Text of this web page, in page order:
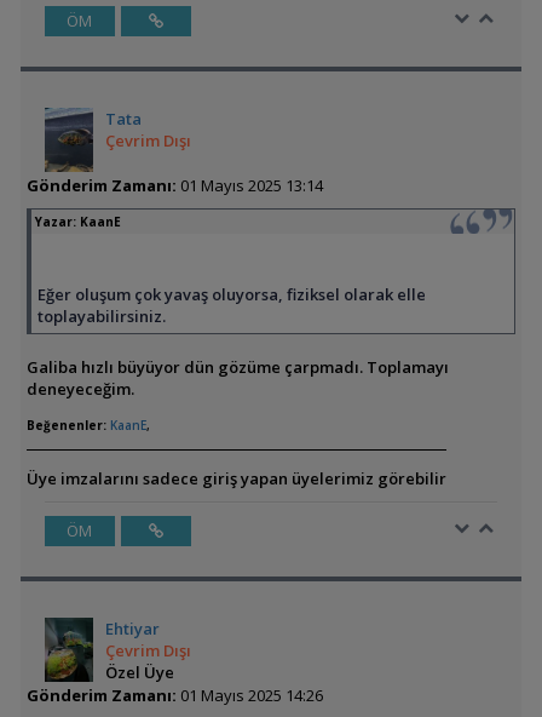
ÖM
Tata
Çevrim Dışı
Gönderim Zamanı: 01 Mayıs 2025 13:14
Yazar: KaanE
Eğer oluşum çok yavaş oluyorsa, fiziksel olarak elle
toplayabilirsiniz.
Galiba hızlı büyüyor dün gözüme çarpmadı. Toplamayı
deneyeceğim.
Beğenenler: KaanE,
Üye imzalarını sadece giriş yapan üyelerimiz görebilir
ÖM
Ehtiyar
Çevrim Dışı
Özel Üye
Gönderim Zamanı: 01 Mayıs 2025 14:26